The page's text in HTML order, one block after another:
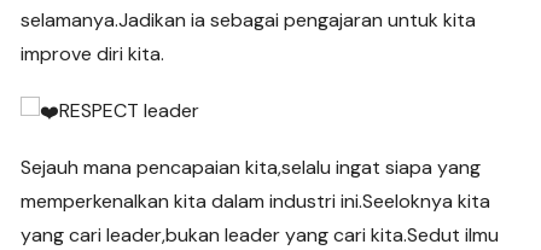
selamanya.Jadikan ia sebagai pengajaran untuk kita
improve diri kita.
RESPECT leader
Sejauh mana pencapaian kita,selalu ingat siapa yang
memperkenalkan kita dalam industri ini.Seeloknya kita
yang cari leader,bukan leader yang cari kita.Sedut ilmu